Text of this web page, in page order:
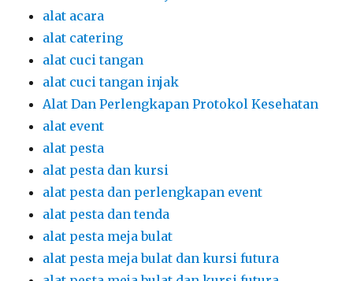
alat acara
alat catering
alat cuci tangan
alat cuci tangan injak
Alat Dan Perlengkapan Protokol Kesehatan
alat event
alat pesta
alat pesta dan kursi
alat pesta dan perlengkapan event
alat pesta dan tenda
alat pesta meja bulat
alat pesta meja bulat dan kursi futura